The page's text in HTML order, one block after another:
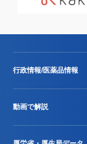
行政情報/医薬品情報
動画で解説